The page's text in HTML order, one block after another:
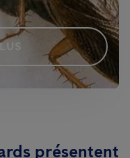
présentent